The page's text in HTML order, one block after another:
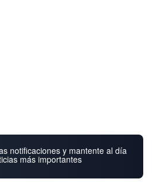
notificaciones y mantente al día
más importantes